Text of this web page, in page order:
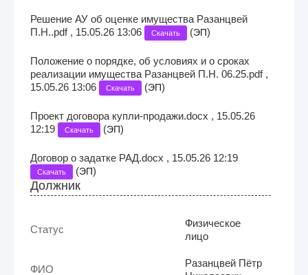
Решение АУ об оценке имущества Разанцвей
П.Н..pdf , 15.05.26 13:06
Скачать (ЭП)
Положение о порядке, об условиях и о сроках
реализации имущества Разанцвей П.Н. 06.25.pdf ,
15.05.26 13:06
Скачать (ЭП)
Проект договора купли-продажи.docx , 15.05.26
12:19
Скачать (ЭП)
Договор о задатке РАД.docx , 15.05.26 12:19
Скачать (ЭП)
Должник
Статус
Физическое
лицо
ФИО
Разанцвей Пётр